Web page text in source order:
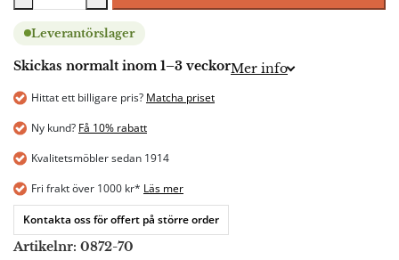
Leverantörslager
Skickas normalt inom 1–3 veckorMer info
Hittat ett billigare pris? Matcha priset
Ny kund? Få 10% rabatt
Kvalitetsmöbler sedan 1914
Fri frakt över 1000 kr* Läs mer
Kontakta oss för offert på större order
Artikelnr: 0872-70